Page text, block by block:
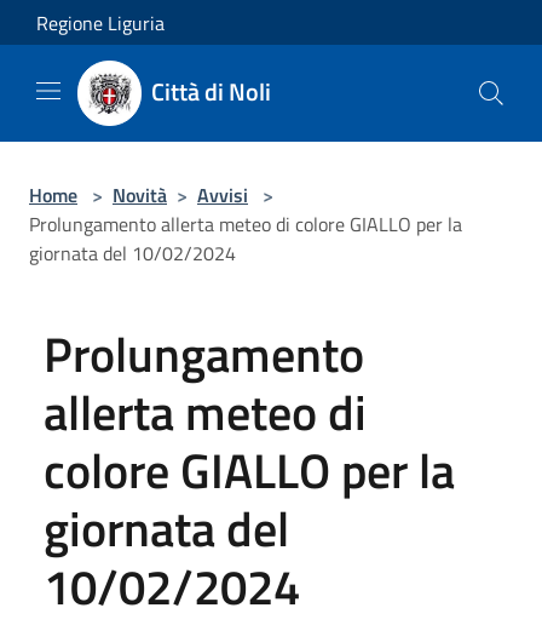
Salta al contenuto principale
Regione Liguria
Città di Noli
Home > Novità > Avvisi >
Prolungamento allerta meteo di colore GIALLO per la
giornata del 10/02/2024
Prolungamento
allerta meteo di
colore GIALLO per la
giornata del
10/02/2024